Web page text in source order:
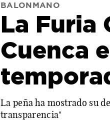
BALONMANO
La Furia
Cuenca
La peña ha mostrado su
transparencia"